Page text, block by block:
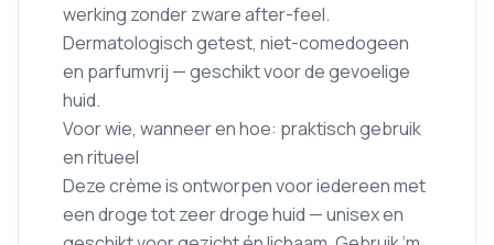
werking zonder zware after-feel.
Dermatologisch getest, niet-comedogeen
en parfumvrij — geschikt voor de gevoelige
huid.
Voor wie, wanneer en hoe: praktisch gebruik
en ritueel
Deze crème is ontworpen voor iedereen met
een droge tot zeer droge huid — unisex en